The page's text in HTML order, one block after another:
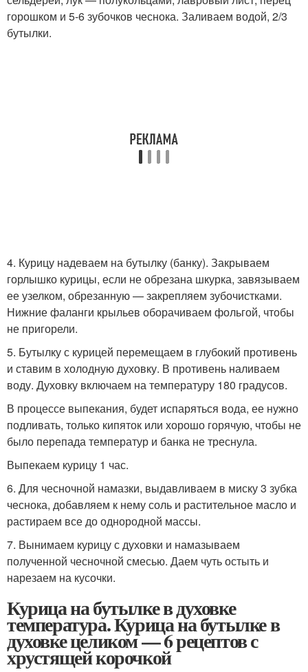
горошком и 5-6 зубочков чеснока. Заливаем водой, 2/3
бутылки.
4. Курицу надеваем на бутылку (банку). Закрываем
горлышко курицы, если не обрезана шкурка, завязываем
ее узелком, обрезанную — закрепляем зубочистками.
Нижние фаланги крыльев оборачиваем фольгой, чтобы
не пригорели.
5. Бутылку с курицей перемещаем в глубокий противень
и ставим в холодную духовку. В противень наливаем
воду. Духовку включаем на температуру 180 градусов.
В процессе выпекания, будет испаряться вода, ее нужно
подливать, только кипяток или хорошо горячую, чтобы не
было перепада температур и банка не треснула.
Выпекаем курицу 1 час.
6. Для чесночной намазки, выдавливаем в миску 3 зубка
чеснока, добавляем к нему соль и растительное масло и
растираем все до однородной массы.
7. Вынимаем курицу с духовки и намазываем
полученной чесночной смесью. Даем чуть остыть и
нарезаем на кусочки.
Курица на бутылке в духовке
температура. Курица на бутылке в
духовке целиком — 6 рецептов с
хрустящей корочкой